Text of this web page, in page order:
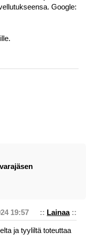
Google:
:: Lainaa::
19:57
ja tyyliltä toteuttaa